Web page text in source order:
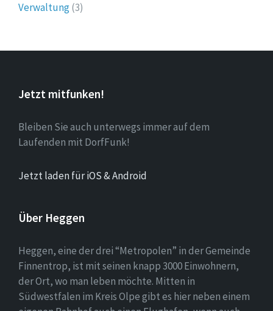
Verwaltung(3)
Jetzt mitfunken!
Bleiben Sie auch unterwegs immer auf dem
Laufenden mit DorfFunk!
Jetzt laden für iOS & Android
Über Heggen
Heggen, eine der drei “Metropolen” in der Gemeinde
Finnentrop, ist mit seinen knapp 3000 Einwohnern,
der Ort, wo man leben möchte. Mitten in
Südwestfalen im Kreis Olpe gibt es hier neben einem